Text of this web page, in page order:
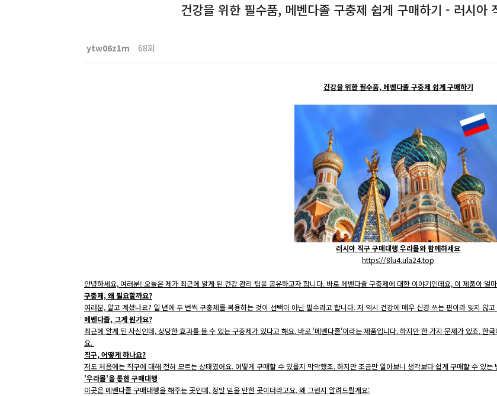
트레치뚜껑
헌치폼/블럭거푸집
콘크리트통(죽통)/가로등(전신주)기초
건강을 위한 필수품, 메벤다졸 구충제 쉽게 구매하기 - 러시
ytw06z1m 68회
건강을 위한 필수품, 메벤다졸 구충제 쉽게 구매하기
러시아 직구 구매대행 우라몰와 함께하세요
https://8lu4.ula24.top
안녕하세요, 여러분! 오늘은 제가 최근에 알게 된 건강 관리 팁을 공유하고자 합니다. 바로 메벤다졸 구충제에 대한 이야기인데요, 이 제품이 얼
구충제, 왜 필요할까요?
여러분, 알고 계셨나요? 일 년에 두 번씩 구충제를 복용하는 것이 선택이 아닌 필수라고 합니다. 저 역시 건강에 매우 신경 쓰는 편이라 잊지 않
메벤다졸, 그게 뭔가요?
최근에 알게 된 사실인데, 상당한 효과를 볼 수 있는 구충제가 있다고 해요. 바로 '메벤다졸'이라는 제품입니다. 하지만 한 가지 문제가 있죠. 한
요.
직구, 어떻게 하나요?
저도 처음에는 직구에 대해 전혀 모르는 상태였어요. 어떻게 구매할 수 있을지 막막했죠. 하지만 조금만 알아보니 생각보다 쉽게 구매할 수 있는
'우라몰'을 통한 구매대행
이곳은 메벤다졸 구매대행을 해주는 곳인데, 정말 믿을 만한 곳이더라고요. 왜 그런지 알려드릴게요: